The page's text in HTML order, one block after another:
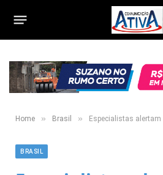
Home » Brasil » Especialistas alertam para conteúdos violentos
BRASIL